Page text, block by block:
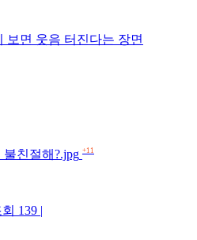
보면 웃음 터진다는 장면
친절해?.jpg +11
139 |